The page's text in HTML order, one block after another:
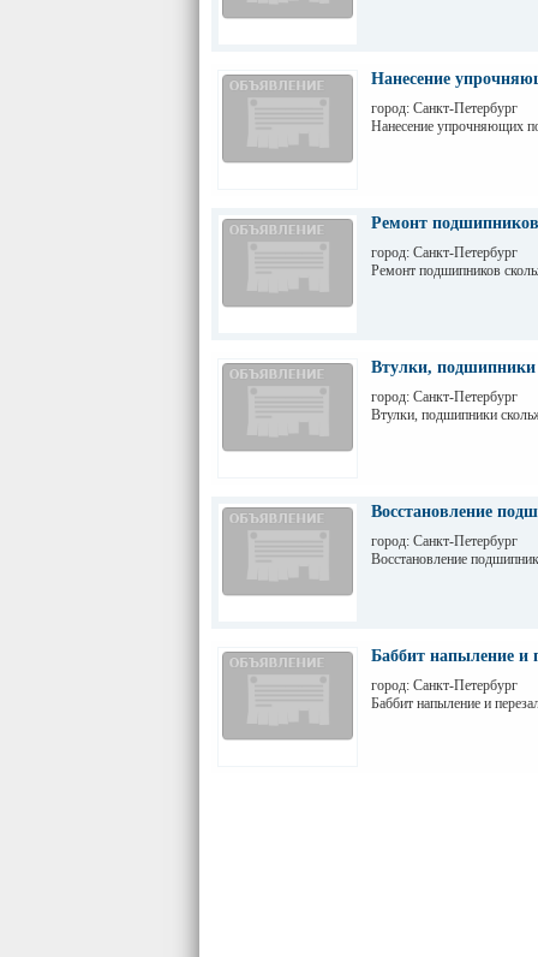
Нанесение
город: Санкт-Петербург
Нанесение упрочняющих
Ремонт
город: Санкт-Петербург
Ремонт подшипников
Втулки, подшипники
город: Санкт-Петербург
Втулки, подшипники
Восстановление
город: Санкт-Петербург
Восстановление
Баббит напыление и
город: Санкт-Петербург
Баббит напыление и